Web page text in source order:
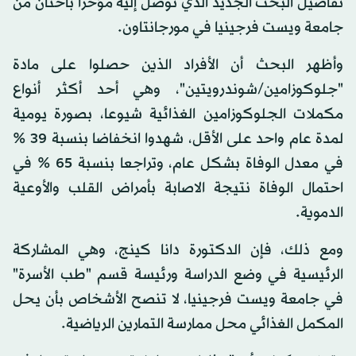
جامعة ويست فرجينيا في مورجانتاون.
وأظهر البحث أن الأفراد الذين حصلوا على مادة
"جلوكوزامين/شوندرويتين"، وهي أحد أكثر أنواع
مكملات الجلوكوزامين الغذائية شيوعا، بصورة يومية
لمدة عام واحد على الأقل، شهدوا انخفاضا بنسبة 39 %
في معدل الوفاة بشكل عام، وتراجعا بنسبة 65 % في
احتمال الوفاة نتيجة الاصابة بأمراض القلب والأوعية
الدموية.
ومع ذلك، فإن الدكتورة دانا كينج، وهي المشاركة
الرئيسية في وضع الدراسة ورئيسة قسم "طب الأسرة"
في جامعة ويست فرجينيا، لا تنصح الأشخاص بأن يحل
المكمل الغذائي محل ممارسة التمارين الرياضية.